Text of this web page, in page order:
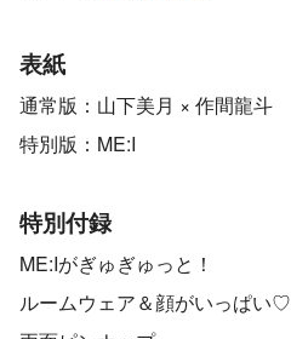
表紙
通常版：山下美月 × 作間龍斗
特別版：ME:I
特別付録
ME:Iがぎゅぎゅっと！
ルームウェア＆顔がいっぱい♡